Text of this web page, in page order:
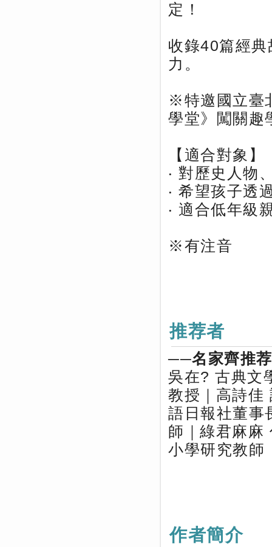
定！
收錄40篇經
力。
※特邀國立臺
學堂》闖關趣
【適合對象】
‧ 對歷史人物
‧ 希望孩子透
‧ 適合低年級
※有注音
推荐者
──名家齊推
吳在? 古典文
教授｜高詩佳
語日報社董事
師｜綠君麻麻
小學研究教師
作者簡介